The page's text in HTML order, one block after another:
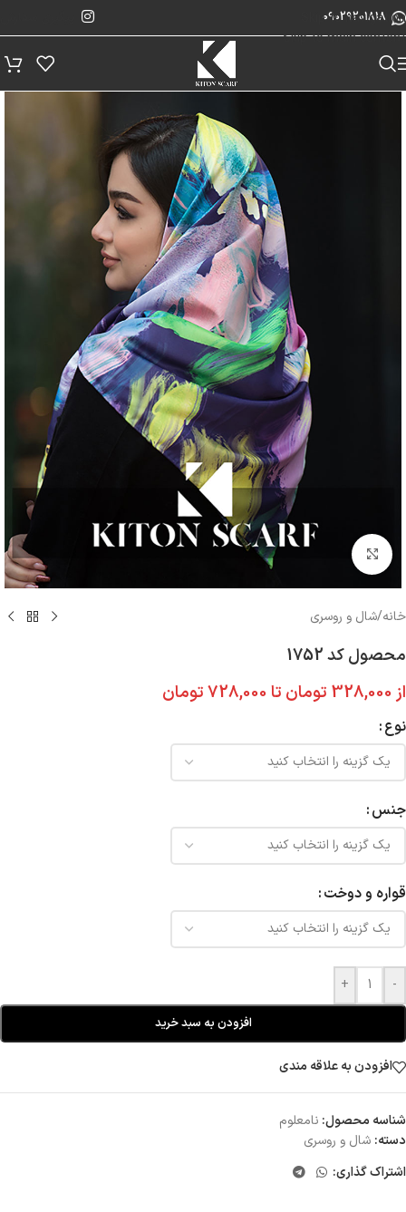
Skip to navigation
Skip to main content
09029201818
بزرگنمایی تصویر
خانه/شال و روسری
محصول کد 1752
از 328,000 تومان تا 728,000تومان
نوع
جنس
قواره و دوخت
-
+
افزودن به سبد خرید
افزودن به علاقه مندی
شناسه محصول: نامعلوم
دسته: شال و روسری
اشتراک گذاری: